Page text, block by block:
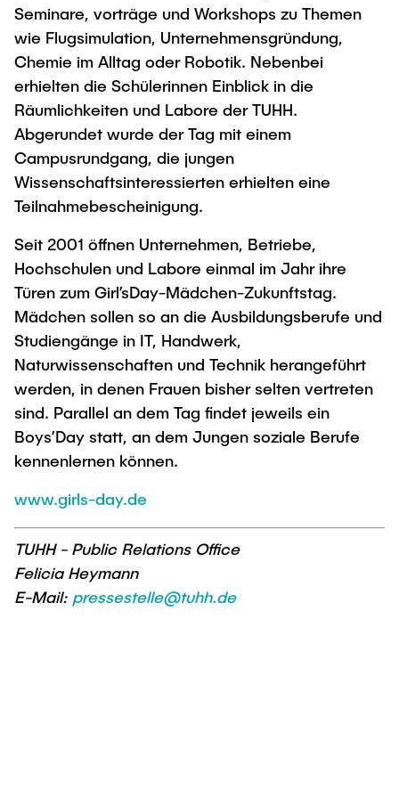
Joint School of Multidisciplinary Studies
Institutes
Overview
Seminare, vorträge und Workshops zu Themen
wie Flugsimulation, Unternehmensgründung,
Chemie im Alltag oder Robotik. Nebenbei
erhielten die Schülerinnen Einblick in die
Räumlichkeiten und Labore der TUHH.
Abgerundet wurde der Tag mit einem
Campusrundgang, die jungen
Wissenschaftsinteressierten erhielten eine
Teilnahmebescheinigung.
Seit 2001 öffnen Unternehmen, Betriebe,
Hochschulen und Labore einmal im Jahr ihre
Türen zum Girl’sDay-Mädchen-Zukunftstag.
Mädchen sollen so an die Ausbildungsberufe und
Studiengänge in IT, Handwerk,
Naturwissenschaften und Technik herangeführt
werden, in denen Frauen bisher selten vertreten
sind. Parallel an dem Tag findet jeweils ein
Boys’Day statt, an dem Jungen soziale Berufe
kennenlernen können.
www.girls-day.de
TUHH - Public Relations Office
Felicia Heymann
E-Mail: pressestelle@tuhh.de